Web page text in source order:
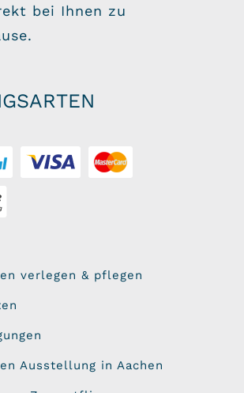
verlegen & pflegen
Ausstellung in Aachen
bei Ihnen zu